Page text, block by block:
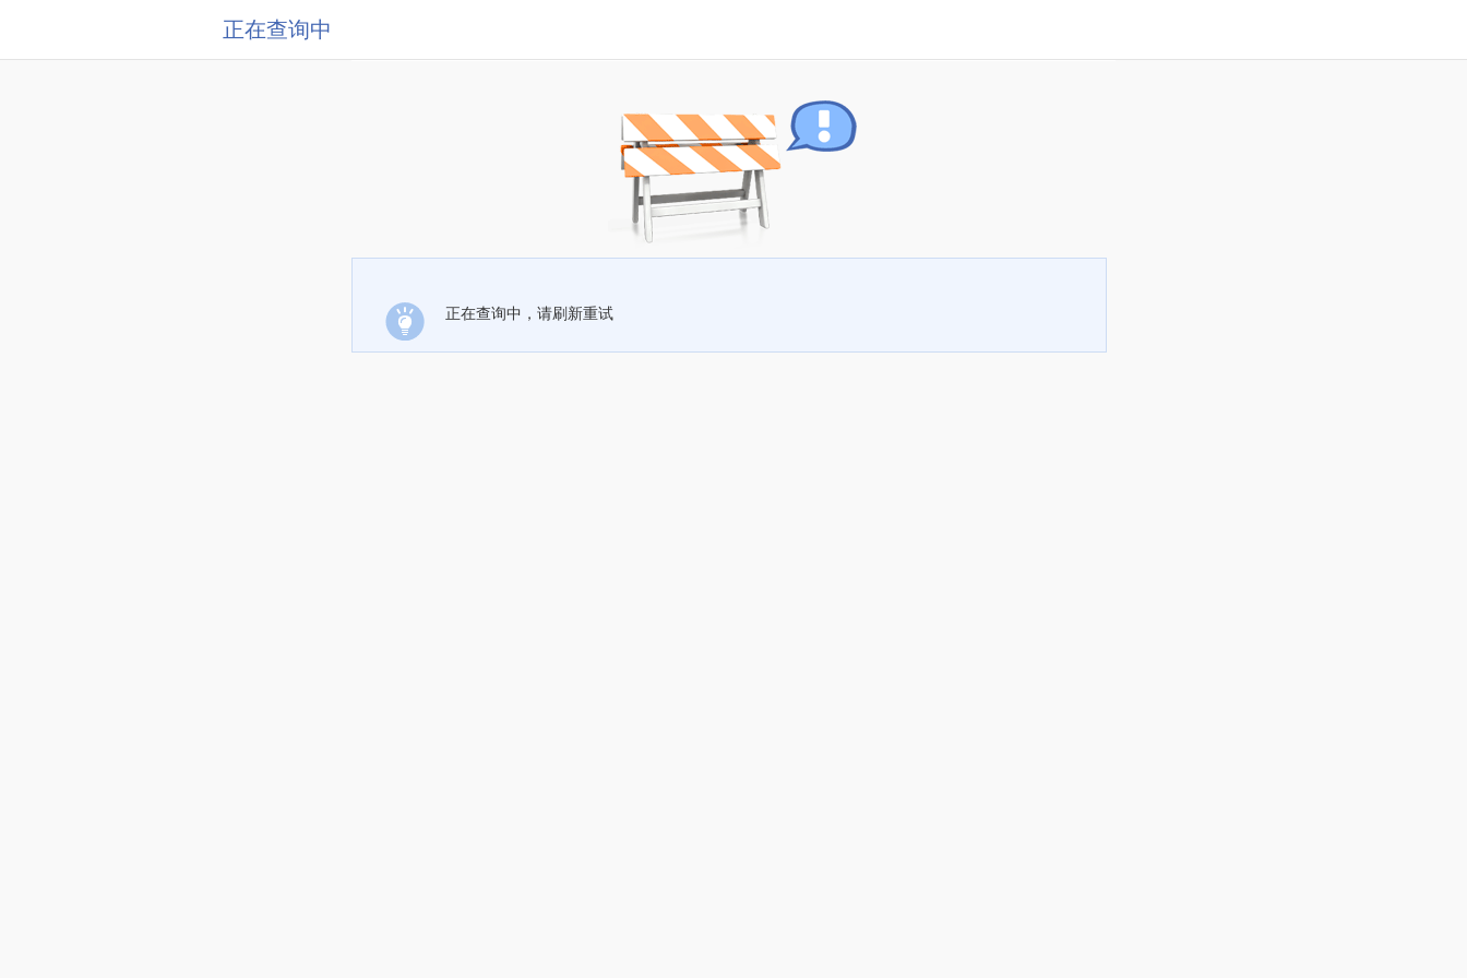
正在查询中
正在查询中，请刷新重试